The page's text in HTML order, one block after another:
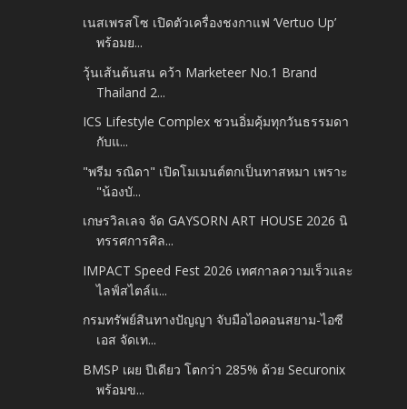
เนสเพรสโซ เปิดตัวเครื่องชงกาแฟ ‘Vertuo Up’
พร้อมย...
วุ้นเส้นต้นสน คว้า Marketeer No.1 Brand
Thailand 2...
ICS Lifestyle Complex ชวนอิ่มคุ้มทุกวันธรรมดา
กับแ...
"พรีม รณิดา" เปิดโมเมนต์ตกเป็นทาสหมา เพราะ
"น้องบั...
เกษรวิลเลจ จัด GAYSORN ART HOUSE 2026 นิ
ทรรศการศิล...
IMPACT Speed Fest 2026 เทศกาลความเร็วและ
ไลฟ์สไตล์แ...
กรมทรัพย์สินทางปัญญา จับมือไอคอนสยาม-ไอซี
เอส จัดเท...
BMSP เผย ปีเดียว โตกว่า 285% ด้วย Securonix
พร้อมข...